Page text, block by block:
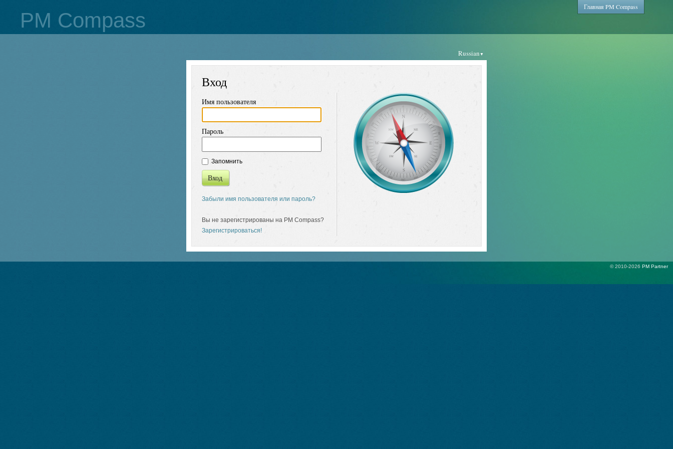
PM Compass
Главная PM Compass
Russian ▼
Вход
Имя пользователя
Пароль
Запомнить
Вход
Забыли имя пользователя или пароль?
Вы не зарегистрированы на PM Compass?
Зарегистрироваться!
© 2010-2026 PM Partner